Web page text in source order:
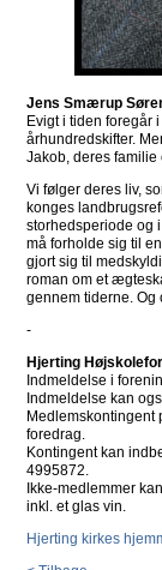
Jens Smærup
Evigt i tiden foregår
århundredskifter.
Jakob, deres familie
Vi følger deres liv,
konges
storhedsperiode og
må forholde sig til
gjort sig til
roman om et
gennem tiderne.
-
Hjerting
Indmeldelse i
Indmeldelse kan
Medlemskontingent
foredrag.
Kontingent kan
4995872.
Ikke-medlemmer
inkl. et glas vin.
Hjerting kirkes